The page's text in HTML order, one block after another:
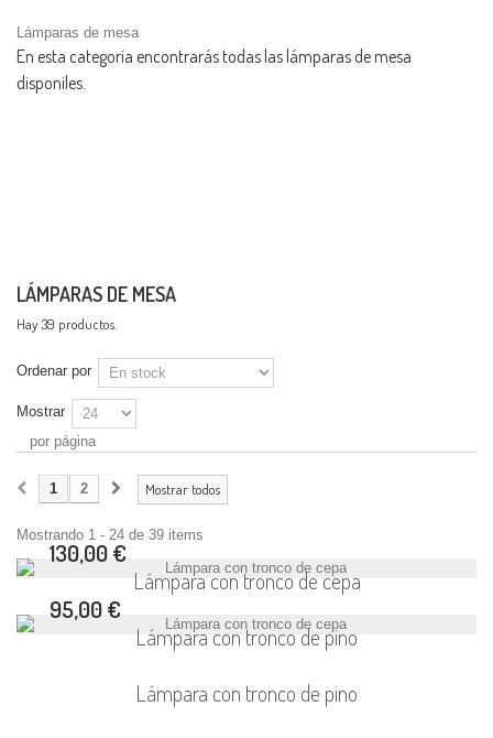
Lámparas de mesa
En esta categoría encontrarás todas las lámparas de mesa
disponiles.
LÁMPARAS DE MESA
Hay 39 productos.
Ordenar por
Mostrar
por página
Mostrar todos
1 2
Mostrando 1 - 24 de 39 items
Lámpara con tronco de cepa
130,00 €
Lámpara con tronco de pino
95,00 €
Lámpara con tronco de pino